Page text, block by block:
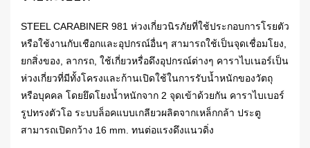
STEEL CARABINER 981 ห่วงเกี่ยวนิรภัยที่ใช้ประกอบการโรยตัว
หรือใช้งานกับเชือกและอุปกรณ์อื่นๆ สามารถใช้เป็นจุดเชื่อมโยง,
ยกสิ่งของ, ลากรถ, ใช้เกี่ยวหรื่อดึงอุปกรณ์ต่างๆ คาราไบเนอร์เป็น
ห่วงเกี่ยวที่มีทั้งโครงและก้านเปิดใช้ในการรับน้ำหนักของวัตถุ
หรือบุคคล โดยยึดโยงน้ำหนักจาก 2 จุดเข้าด้วยกัน คาราไบเบอร์
รูปทรงตัวโอ ระบบล็อคแบบเกลียวผลิตจากเหล็กกล้า ประตู
สามารถเปิดกว้าง 16 mm. ทนต่อแรงดึงแนวดิ่ง